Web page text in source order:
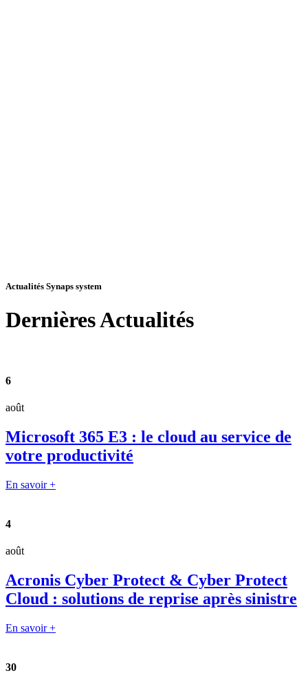
Actualités Synaps system
DernièresActualités
6
août
Microsoft 365 E3 : le cloud au service de
votre productivité
En savoir +
4
août
Acronis Cyber Protect & Cyber Protect
Cloud : solutions de reprise après sinistre
En savoir +
30